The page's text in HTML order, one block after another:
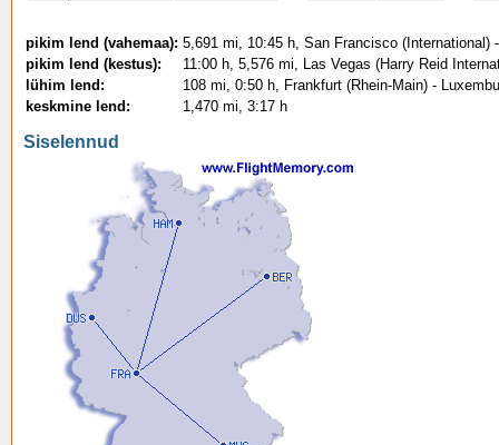
pikim lend (vahemaa): 5,691 mi, 10:45 h, San Francisco (International)
pikim lend (kestus):
11:00 h, 5,576 mi, Las Vegas (Harry Reid
lühim lend:
108 mi, 0:50 h, Frankfurt (Rhein-Main) -
keskmine lend:
1,470 mi, 3:17 h
Siselennud